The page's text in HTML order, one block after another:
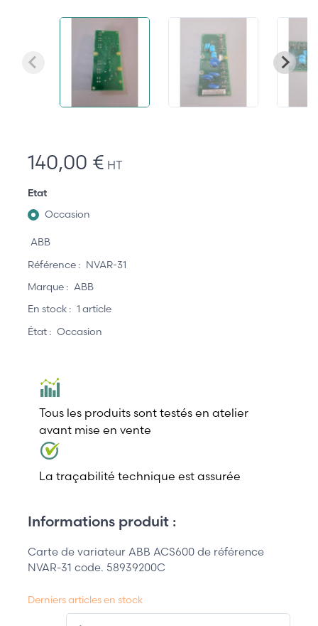
140,00 € HT
Etat
Occasion
ABB
Référence : NVAR-31
Marque : ABB
En stock : 1 article
État : Occasion
Tous les produits sont testés en atelier
avant mise en vente
La traçabilité technique est assurée
Informations produit :
Carte de variateur ABB ACS600 de référence
NVAR-31 code. 58939200C
Derniers articles en stock